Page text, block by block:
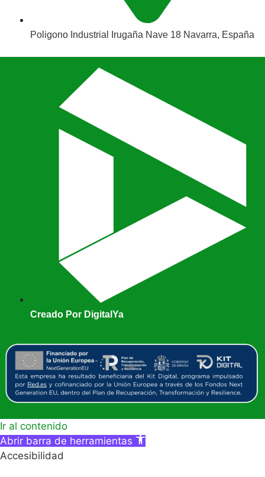
Poligono Industrial Irugaña Nave 18 Navarra, España
Creado Por DigitalYa
Ir al contenido
Abrir barra de herramientas
Accesibilidad